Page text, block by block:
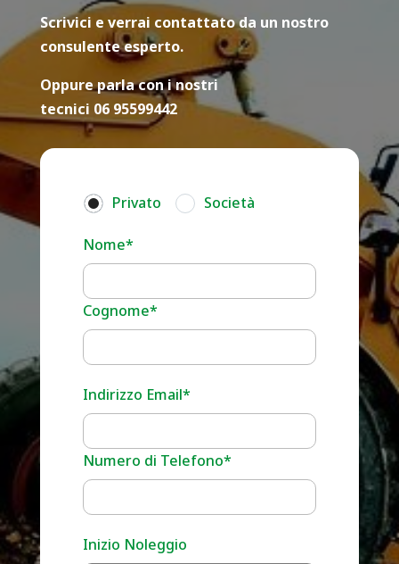
Scrivici e verrai contattato da un nostro
consulente esperto.
Oppure parla con i nostri
tecnici 06 95599442
Privato Società
Nome*
Cognome*
Indirizzo Email*
Numero di Telefono*
Inizio Noleggio